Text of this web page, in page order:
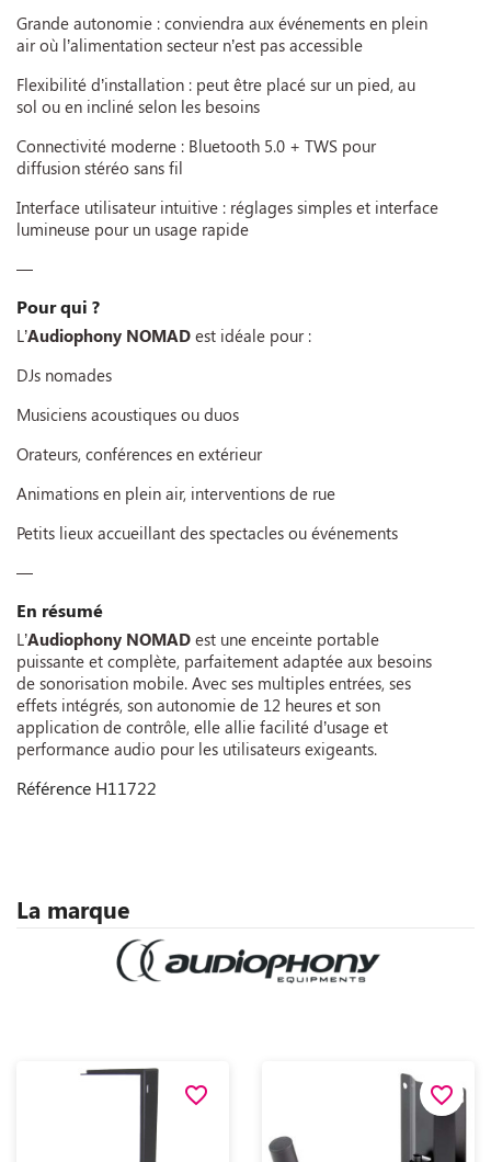
Grande autonomie : conviendra aux événements en plein
air où l’alimentation secteur n’est pas accessible
Flexibilité d’installation : peut être placé sur un pied, au
sol ou en incliné selon les besoins
Connectivité moderne : Bluetooth 5.0 + TWS pour
diffusion stéréo sans fil
Interface utilisateur intuitive : réglages simples et interface
lumineuse pour un usage rapide
—
Pour qui ?
L’Audiophony NOMAD est idéale pour :
DJs nomades
Musiciens acoustiques ou duos
Orateurs, conférences en extérieur
Animations en plein air, interventions de rue
Petits lieux accueillant des spectacles ou événements
—
En résumé
L’Audiophony NOMAD est une enceinte portable
puissante et complète, parfaitement adaptée aux besoins
de sonorisation mobile. Avec ses multiples entrées, ses
effets intégrés, son autonomie de 12 heures et son
application de contrôle, elle allie facilité d’usage et
performance audio pour les utilisateurs exigeants.
Référence H11722
La marque
favorite_border favorite_border